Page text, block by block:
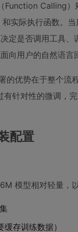
Function Calling
实际执行函数。
定是否调用工具
向用户的自然语言
的优势在于整个流
针对性的微调，
配置
模型相对轻量，
存训练数据）